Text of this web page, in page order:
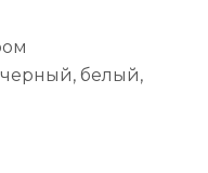
черный, белый,